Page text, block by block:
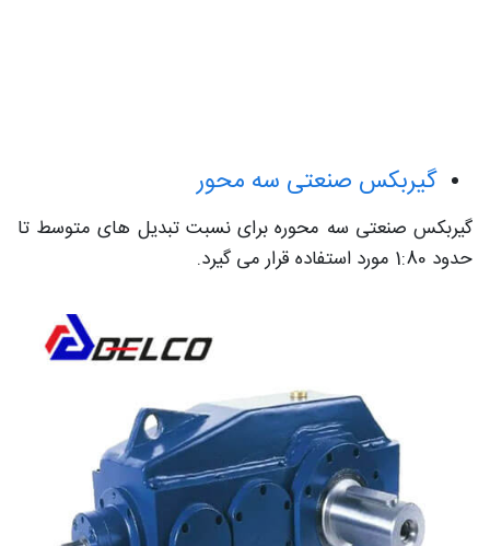
گیربکس صنعتی سه محور
گیربکس صنعتی سه محوره برای نسبت تبدیل های متوسط تا
حدود 1:80 مورد استفاده قرار می گیرد.